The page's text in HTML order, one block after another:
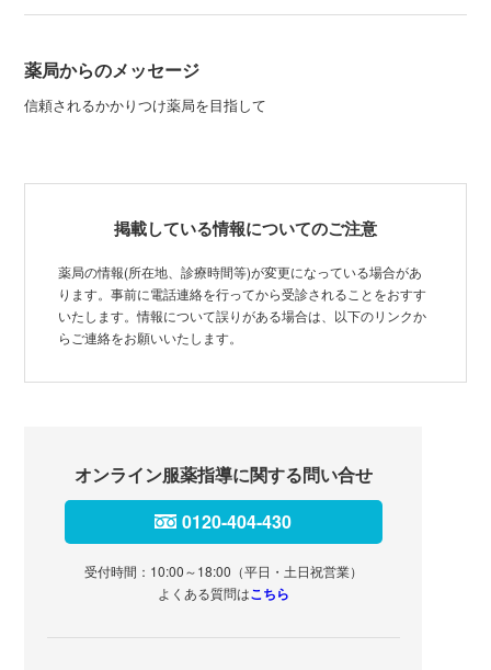
薬局からのメッセージ
信頼されるかかりつけ薬局を目指して
掲載している情報についてのご注意
薬局の情報(所在地、診療時間等)が変更になっている場合があ
ります。事前に電話連絡を行ってから受診されることをおすす
いたします。情報について誤りがある場合は、以下のリンクか
らご連絡をお願いいたします。
オンライン服薬指導に関する問い合せ
0120-404-430
受付時間：10:00～18:00（平日・土日祝営業）
よくある質問はこちら